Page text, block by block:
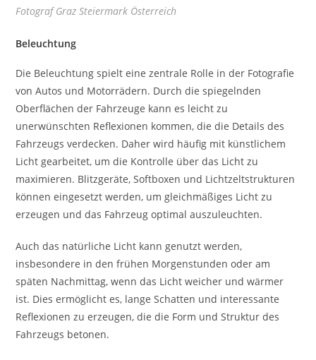
Fotograf Graz Steiermark Österreich
Beleuchtung
Die Beleuchtung spielt eine zentrale Rolle in der Fotografie
von Autos und Motorrädern. Durch die spiegelnden
Oberflächen der Fahrzeuge kann es leicht zu
unerwünschten Reflexionen kommen, die die Details des
Fahrzeugs verdecken. Daher wird häufig mit künstlichem
Licht gearbeitet, um die Kontrolle über das Licht zu
maximieren. Blitzgeräte, Softboxen und Lichtzeltstrukturen
können eingesetzt werden, um gleichmäßiges Licht zu
erzeugen und das Fahrzeug optimal auszuleuchten.
Auch das natürliche Licht kann genutzt werden,
insbesondere in den frühen Morgenstunden oder am
späten Nachmittag, wenn das Licht weicher und wärmer
ist. Dies ermöglicht es, lange Schatten und interessante
Reflexionen zu erzeugen, die die Form und Struktur des
Fahrzeugs betonen.